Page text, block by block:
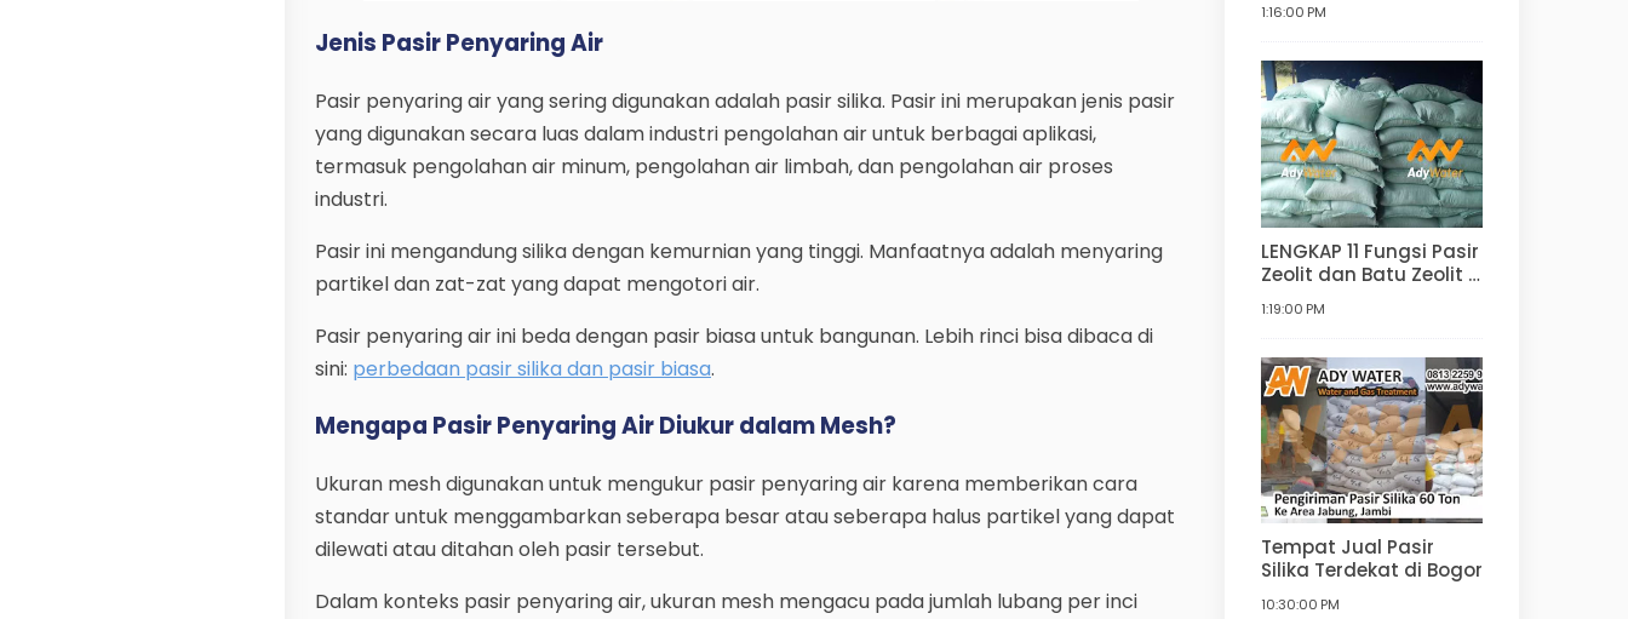
Jenis Pasir Penyaring Air
Pasir penyaring air yang sering digunakan adalah pasir silika. Pasir ini merupakan jenis pasir
yang digunakan secara luas dalam industri pengolahan air untuk berbagai aplikasi,
termasuk pengolahan air minum, pengolahan air limbah, dan pengolahan air proses
industri.
Pasir ini mengandung silika dengan kemurnian yang tinggi. Manfaatnya adalah menyaring
partikel dan zat-zat yang dapat mengotori air.
Pasir penyaring air ini beda dengan pasir biasa untuk bangunan. Lebih rinci bisa dibaca di
sini: perbedaan pasir silika dan pasir biasa.
Mengapa Pasir Penyaring Air Diukur dalam Mesh?
Ukuran mesh digunakan untuk mengukur pasir penyaring air karena memberikan cara
standar untuk menggambarkan seberapa besar atau seberapa halus partikel yang dapat
dilewati atau ditahan oleh pasir tersebut.
Dalam konteks pasir penyaring air, ukuran mesh mengacu pada jumlah lubang per inci
Pembuatan, Jenis,
1:16:00 PM
LENGKAP 11 Fungsi Pasir
Zeolit dan Batu Zeolit |
Kegunaan Zeolit untuk
Hortikultur, dan lain-
lain
1:19:00 PM
Tempat Jual Pasir
Silika Terdekat di Bogor
10:30:00 PM